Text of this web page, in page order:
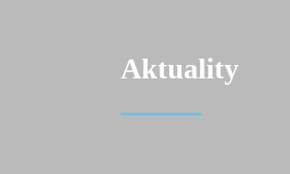
Aktuality